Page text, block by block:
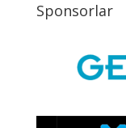
Sponsorlar